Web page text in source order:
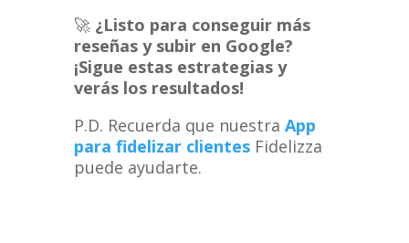
🚀 ¿Listo para conseguir más
reseñas y subir en Google?
¡Sigue estas estrategias y
verás los resultados!
P.D. Recuerda que nuestra App
para fidelizar clientesFidelizza
puede ayudarte.